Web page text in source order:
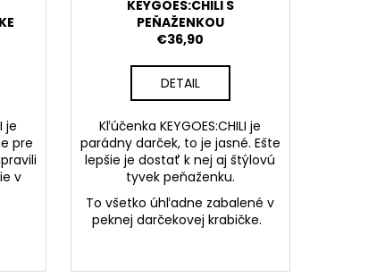
je
pre
v
KEYGOES:CHILI S
PEŇAŽENKOU
€36,90
DETAIL
Kľúčenka KEYGOES:CHILI je
parádny darček, to je jasné. Ešte
lepšie je dostať k nej aj štýlovú
tyvek peňaženku.
To všetko úhľadne zabalené v
peknej darčekovej krabičke.